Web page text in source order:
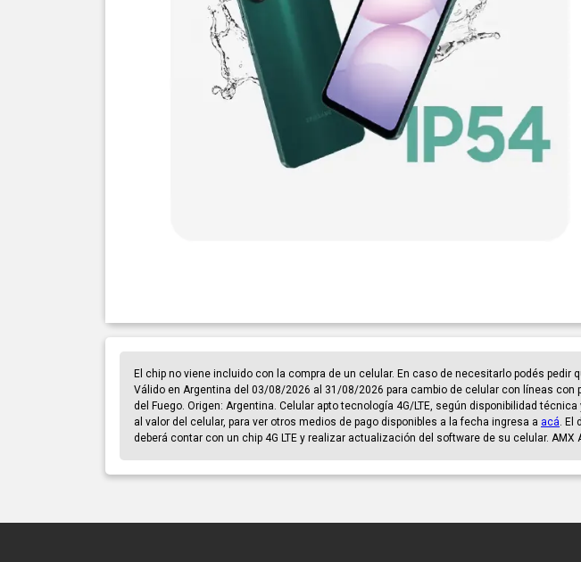
El chip no viene incluido con la compra de un celular. En caso de necesitarlo podés pedir
Válido en Argentina del 03/08/2026 al 31/08/2026 para cambio de celular con líneas con
del Fuego. Origen: Argentina. Celular apto tecnología 4G/LTE, según disponibilidad
al valor del celular, para ver otros medios de pago disponibles a la fecha ingresa a acá. El
deberá contar con un chip 4G LTE y realizar actualización del software de su celular. AMX